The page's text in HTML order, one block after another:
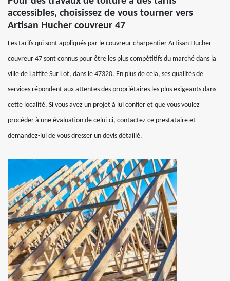
accessibles, choisissez de vous tourner vers
Artisan Hucher couvreur 47
Les tarifs qui sont appliqués par le couvreur charpentier Artisan Hucher
couvreur 47 sont connus pour être les plus compétitifs du marché dans la
ville de Laffite Sur Lot, dans le 47320. En plus de cela, ses qualités de
services répondent aux attentes des propriétaires les plus exigeants dans
cette localité. Si vous avez un projet à lui confier et que vous voulez
procéder à une évaluation de celui-ci, contactez ce prestataire et
demandez-lui de vous dresser un devis détaillé.